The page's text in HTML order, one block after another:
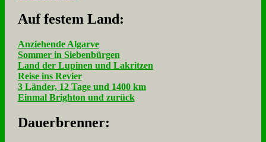
Auf fe­stem Land:
Anziehende Algarve
Sommer in Siebenbürgen
Land der Lupinen und Lakritzen
Reise ins Revier
3 Länder, 12 Tage und 1400 km
Einmal Brighton und zurück
Dau­er­bren­ner: